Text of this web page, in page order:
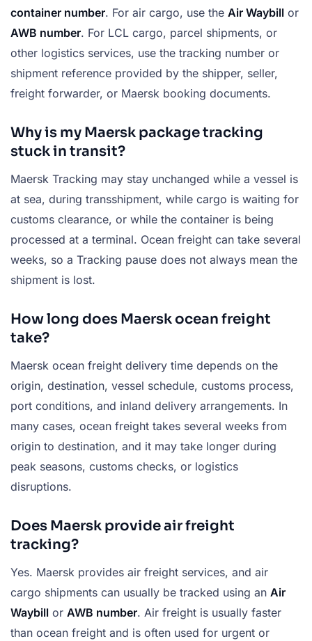
container number. For air cargo, use the Air Waybill or
AWB number. For LCL cargo, parcel shipments, or
other logistics services, use the tracking number or
shipment reference provided by the shipper, seller,
freight forwarder, or Maersk booking documents.
Why is my Maersk package tracking
stuck in transit?
Maersk Tracking may stay unchanged while a vessel is
at sea, during transshipment, while cargo is waiting for
customs clearance, or while the container is being
processed at a terminal. Ocean freight can take several
weeks, so a Tracking pause does not always mean the
shipment is lost.
How long does Maersk ocean freight
take?
Maersk ocean freight delivery time depends on the
origin, destination, vessel schedule, customs process,
port conditions, and inland delivery arrangements. In
many cases, ocean freight takes several weeks from
origin to destination, and it may take longer during
peak seasons, customs checks, or logistics
disruptions.
Does Maersk provide air freight
tracking?
Yes. Maersk provides air freight services, and air
cargo shipments can usually be tracked using an Air
Waybill or AWB number. Air freight is usually faster
than ocean freight and is often used for urgent or